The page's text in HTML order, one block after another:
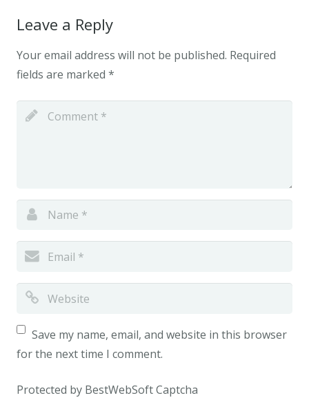
Leave a Reply
Your email address will not be published. Required
fields are marked *
Save my name, email, and website in this browser
for the next time I comment.
Protected by BestWebSoft Captcha